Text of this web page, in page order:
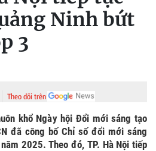
Ninh bứt
3
Theo dõi trên
khổ Ngày hội Đổi mới sáng tạo
đã công bố Chỉ số đổi mới sáng
2025. Theo đó, TP. Hà Nội tiếp